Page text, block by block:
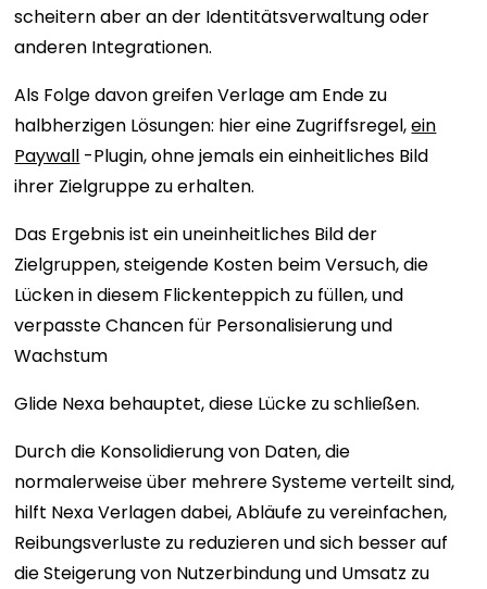
scheitern aber an der Identitätsverwaltung oder
anderen Integrationen.
Als Folge davon greifen Verlage am Ende zu
halbherzigen Lösungen: hier eine Zugriffsregel,ein
Paywall -Plugin, ohne jemals ein einheitliches Bild
ihrer Zielgruppe zu erhalten.
Das Ergebnis ist ein uneinheitliches Bild der
Zielgruppen, steigende Kosten beim Versuch, die
Lücken in diesem Flickenteppich zu füllen, und
verpasste Chancen für Personalisierung und
Wachstum
Glide Nexa behauptet, diese Lücke zu schließen.
Durch die Konsolidierung von Daten, die
normalerweise über mehrere Systeme verteilt sind,
hilft Nexa Verlagen dabei, Abläufe zu vereinfachen,
Reibungsverluste zu reduzieren und sich besser auf
die Steigerung von Nutzerbindung und Umsatz zu